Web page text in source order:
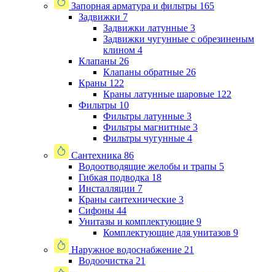
Запорная арматура и фильтры 165
Задвижки 7
Задвижки латунные 3
Задвижки чугунные с обрезиненым
клином 4
Клапаны 26
Клапаны обратные 26
Краны 122
Краны латунные шаровые 122
Фильтры 10
Фильтры латунные 3
Фильтры магнитные 3
Фильтры чугунные 4
Сантехника 86
Водоотводящие желобы и трапы 5
Гибкая подводка 18
Инсталляции 7
Краны сантехнические 3
Сифоны 44
Унитазы и комплектующие 9
Комплектующие для унитазов 9
Наружное водоснабжение 21
Водоочистка 21